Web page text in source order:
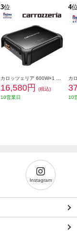
3位
16,580円
(税込)
10営業日
4
10
Instagram